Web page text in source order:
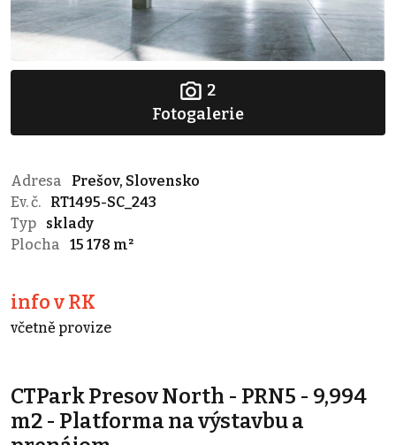
2
Fotogalerie
Adresa
Prešov, Slovensko
Ev. č.
RT1495-SC_243
Typ
sklady
Plocha
15 178 m²
info v RK
včetně provize
CTPark Presov North - PRN5 - 9,994
m2 - Platforma na výstavbu a